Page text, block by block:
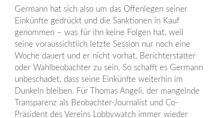
Germann hat sich also um das Offenlegen seiner
Einkünfte gedrückt und die Sanktionen in Kauf
genommen – was für ihn keine Folgen hat, weil
seine voraussichtlich letzte Session nur noch eine
Woche dauert und er nicht vorhat, Berichterstatter
oder Wahlbeobachter zu sein. So schafft es Germann
unbeschadet, dass seine Einkünfte weiterhin im
Dunkeln bleiben. Für Thomas Angeli, der mangelnde
Transparenz als Beobachter-Journalist und Co-
Präsident des Vereins Lobbywatch immer wieder